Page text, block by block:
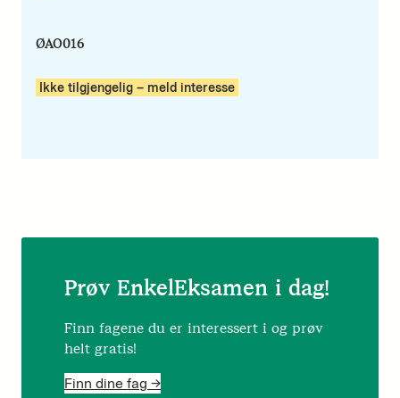
ØAO016
Ikke tilgjengelig – meld interesse
Prøv EnkelEksamen i dag!
Finn fagene du er interessert i og prøv
helt gratis!
Finn dine fag ->